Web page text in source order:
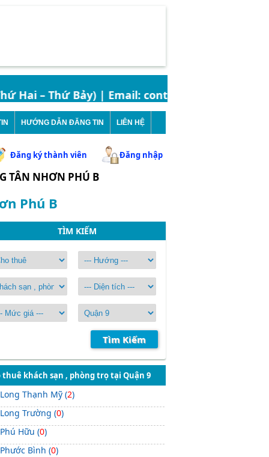
Hai – Thứ Bảy) | Email:
HƯỚNG DẪN ĐĂNG TIN LIÊN HỆ
Đăng ký thành viên Đăng nhập
TÂN NHƠN PHÚ B
Phú B
TÌM KIẾM
Tìm Kiếm
thuê khách sạn , phòng trọ tại Quận 9
Long Thạnh Mỹ (2)
Long Trường (0)
Phú Hữu (0)
Phước Bình (0)